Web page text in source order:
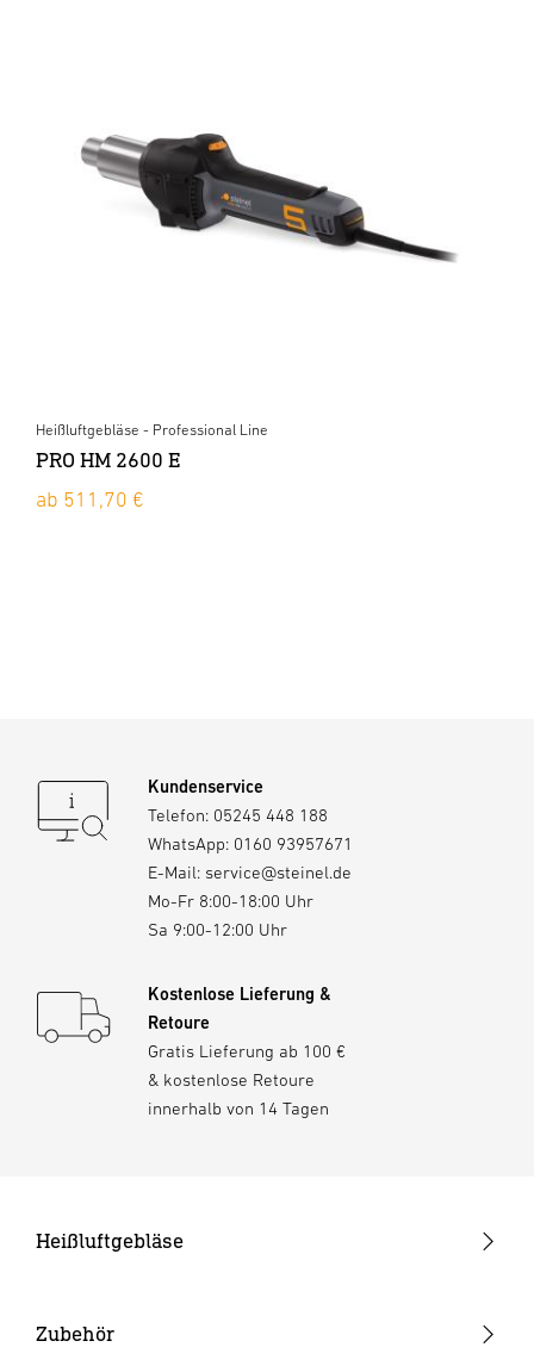
Heißluftgebläse - Professional Line
PRO HM 2600 E
ab 511,70 €
Kundenservice
Telefon: 05245 448 188
WhatsApp: 0160 93957671
E-Mail: service@steinel.de
Mo-Fr 8:00-18:00 Uhr
Sa 9:00-12:00 Uhr
Kostenlose Lieferung &
Retoure
Gratis Lieferung ab 100 €
& kostenlose Retoure
innerhalb von 14 Tagen
Heißluftgebläse
Stabgeräte
Zubehör